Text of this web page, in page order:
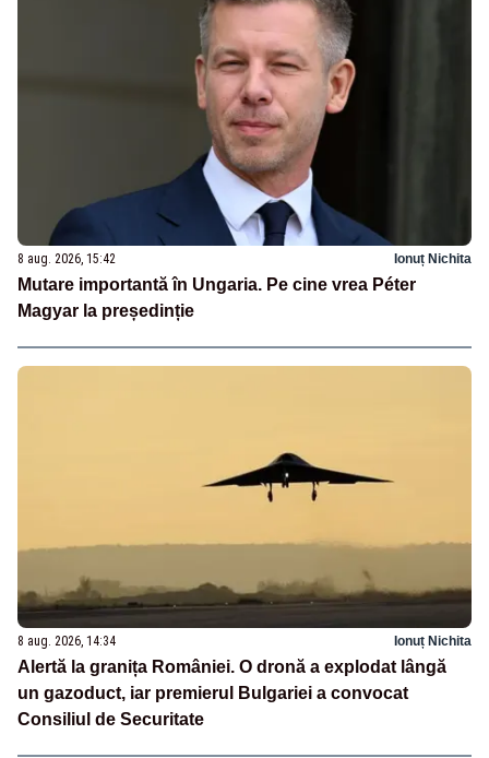
8 aug. 2026, 15:42 Ionuț Nichita
Mutare importantă în Ungaria. Pe cine vrea Péter
Magyar la președinție
8 aug. 2026, 14:34 Ionuț Nichita
Alertă la granița României. O dronă a explodat lângă
un gazoduct, iar premierul Bulgariei a convocat
Consiliul de Securitate